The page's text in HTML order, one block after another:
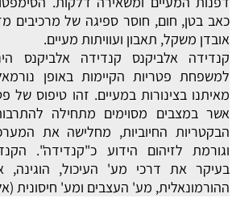
כאב בטן, חום, חוסר ספיגה של מרכיבים
אובדן משקל, תאבון ועוויתות מעיים.
קנדידה אלביקנס קנדידה אלביקנס
למשפחת פטריות הקיימות באופן
מאיתנו בצינורות במעיים. זהו טיפוס של
אשר במצבים מסוימים מתחילה
הבקטריות החיוביות, מחלישה את
וגורמת לזיהום הידוע כ"קנדידה".
בעיקר את דרכי מע' העיכול,
ההורמונאלית, מע' העצבים ומע' חיסונית